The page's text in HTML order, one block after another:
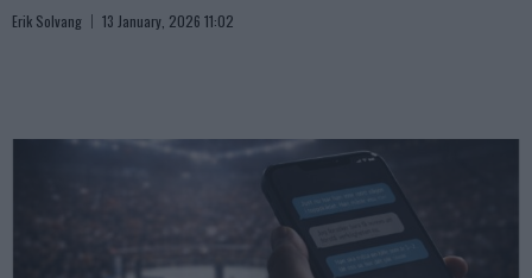
Erik Solvang 13 January, 2026 11:02